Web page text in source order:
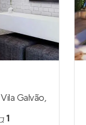
Vila Galvão,
1